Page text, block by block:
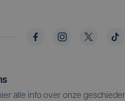
alle info over onze